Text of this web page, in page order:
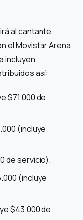
al cantante,
el Movistar Arena
incluyen
así:
$71.000 de
(incluye
de servicio).
(incluye
$43.000 de